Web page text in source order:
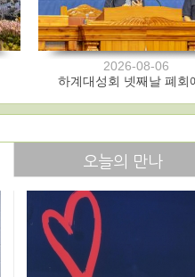
2026-08-06
하계대성회 넷째날 폐회
오늘의 만나